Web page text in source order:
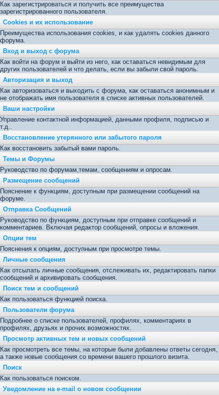
Как зарегистрироваться и получить все преимущества
зарегистрированного пользователя.
Cookies и их использование
Преимущества использования cookies, и как удалять cookies данного
форума.
Вход и выход с форума
Как войти на форум и выйти из него, как оставаться невидимым для
других пользователей и что делать, если вы забыли свой пароль.
Авторизация и выход
Как авторизоваться и выходить с форума, как оставаться анонимным и
не отображать имя пользователя в списке активных пользователей.
Ваши настройки
Управление контактной информацией, данными профиля, подписью и
т.д..
Восстановление утерянного или забытого пароля
Как восстановить забытый вами пароль.
Темы и Форумы
Руководство по форумам,темам, сообщениям и опросам.
Размещение сообщений
Пояснение к функциям, доступным при размещении сообщений на
форуме.
Отправка Сообщений
Руководство по функциям, доступным при отправке сообщений и
комментариев. Включая редактор сообщений, опросы и вложения.
Опции тем
Пояснения к опциям, доступным при просмотре темы.
Личные сообщения
Как отсылать личные сообщения, отслеживать их, редактировать папки
сообщений и архивировать сообщения.
Поиск тем и сообщений
Как пользоваться функцией поиска.
Пользователи форума
Подробнее о списке пользователей, профилях, комментариях в
профилях, друзьях и прочих возможностях.
Просмотр активных тем и новых сообщений
Как просмотреть все темы, на которые были добавлены ответы сегодня,
а также новые сообщения со времени вашего прошлого визита.
Поиск
Как пользоваться поиском.
Уведомление на е-mail о новом сообщении